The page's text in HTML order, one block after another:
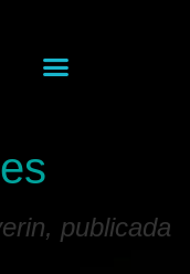
publicada